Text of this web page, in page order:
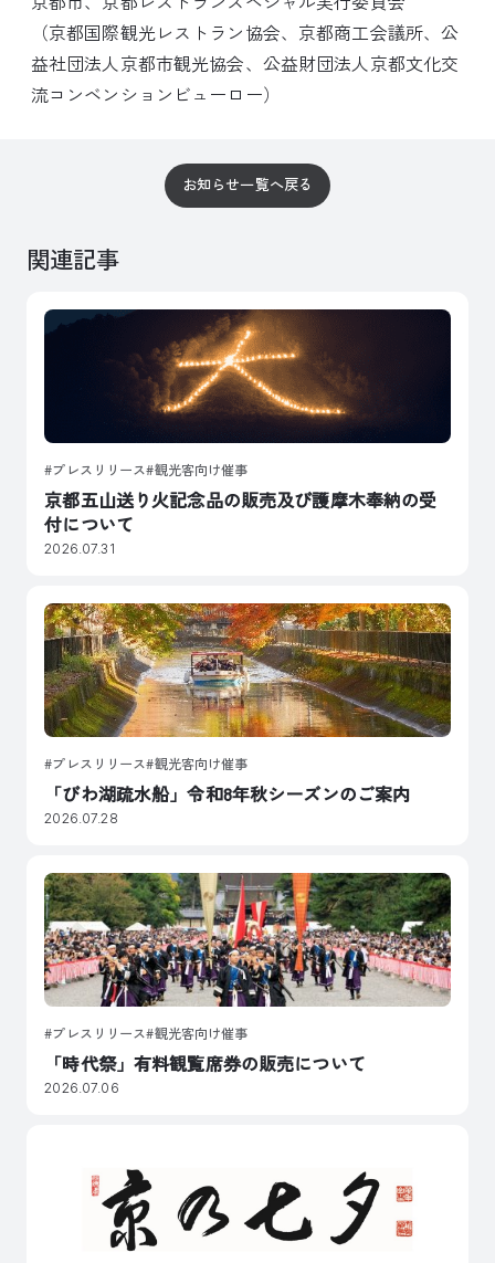
（京都国際観光レストラン協会、京都商工会議所、公
益社団法人京都市観光協会、公益財団法人京都文化交
流コンベンションビューロー）
お知らせ一覧へ戻る
関連記事
プレスリリース 観光客向け催事
京都五山送り火記念品の販売及び護摩木奉納の受
付について
2026.07.31
プレスリリース 観光客向け催事
「びわ湖疏水船」令和8年秋シーズンのご案内
2026.07.28
プレスリリース 観光客向け催事
「時代祭」有料観覧席券の販売について
2026.07.06